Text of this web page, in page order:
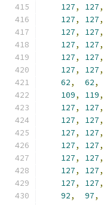
127, 127,
127, 127,
127, 127,
127, 127,
127, 127,
127, 127,
62, 62,
109, 119,
127, 127,
127, 127,
127, 127,
127, 127,
127, 127,
127, 127,
127, 127,
92, 97,